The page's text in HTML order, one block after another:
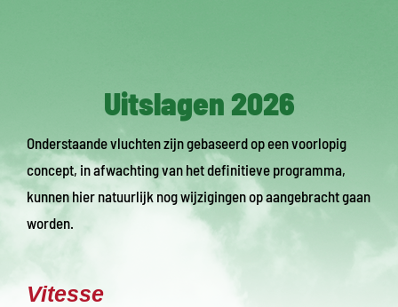
Uitslagen 2026
Onderstaande vluchten zijn gebaseerd op een voorlopig
concept, in afwachting van het definitieve programma,
kunnen hier natuurlijk nog wijzigingen op aangebracht gaan
worden.
Vitesse